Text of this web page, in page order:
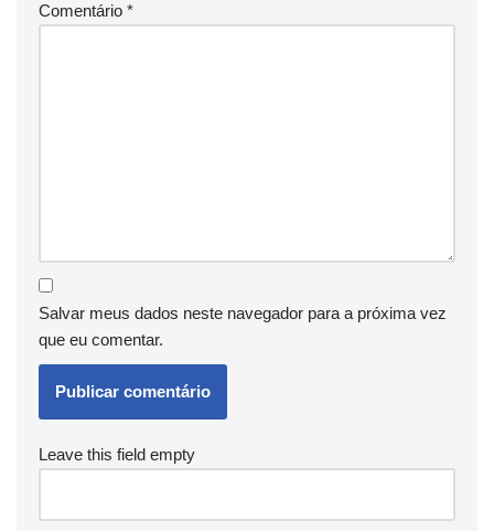
Comentário *
Salvar meus dados neste navegador para a próxima vez
que eu comentar.
Leave this field empty